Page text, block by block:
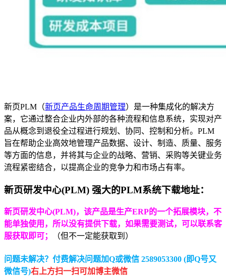
新页PLM（新页产品生命周期管理）是一种集成化的解决方
案，它通过整合企业内外部的各种流程和信息系统，实现对产
品从概念到退役全过程进行规划、协同、控制和分析。PLM
旨在帮助企业高效地管理产品数据、设计、制造、质量、服务
等方面的信息，并将其与企业的战略、营销、采购等关键业务
流程紧密结合，以提高企业的竞争力和市场占有率。
新页研发中心(PLM) 强大的PLM系统下载地址：
新页研发中心(PLM)，该产品是生产ERP的一个拓展模块，不
能单独使用，所以没有提供下载，如果需要测试，可以联系客
服获取即可；
（但不一定能获取到）
问题未解决？付费解决问题加Q或微信 2589053300 (即Q号又
微信号)右上方扫一扫可加博主微信